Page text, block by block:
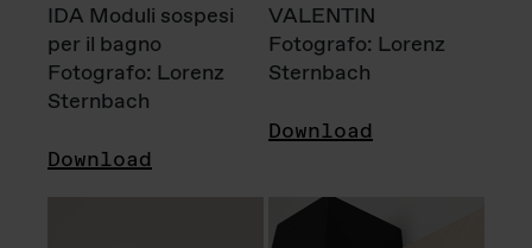
IDA Moduli sospesi
per il bagno
Fotografo: Lorenz
Sternbach
Download
VALENTIN
Fotografo: Lorenz
Sternbach
Download